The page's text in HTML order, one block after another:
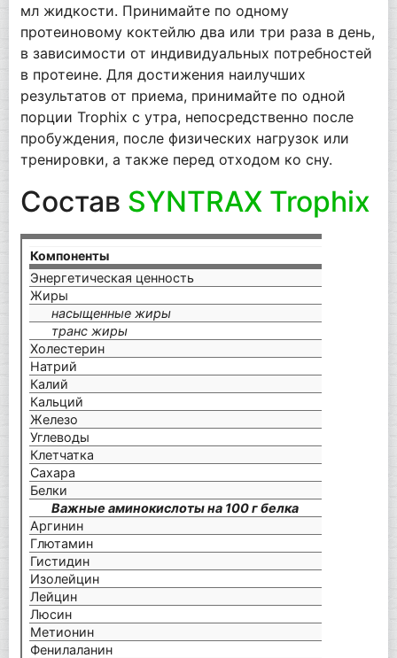
мл жидкости. Принимайте по одному
протеиновому коктейлю два или три раза в день,
в зависимости от индивидуальных потребностей
в протеине. Для достижения наилучших
результатов от приема, принимайте по одной
порции Trophix с утра, непосредственно после
пробуждения, после физических нагрузок или
тренировки, а также перед отходом ко сну.
Состав SYNTRAX Trophix
Компоненты
Энергетическая ценность
Жиры
насыщенные жиры
транс жиры
Холестерин
Натрий
Калий
Кальций
Железо
Углеводы
Клетчатка
Сахара
Белки
Важные аминокислоты на 100 г белка
Аргинин
Глютамин
Гистидин
Изолейцин
Лейцин
Люсин
Метионин
Фенилаланин